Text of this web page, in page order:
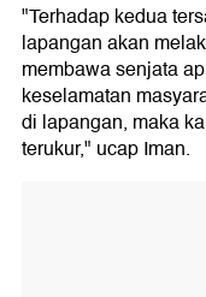
"Terhadap kedua
lapangan akan
membawa senjata
keselamatan
di lapangan, maka
terukur," ucap Iman.